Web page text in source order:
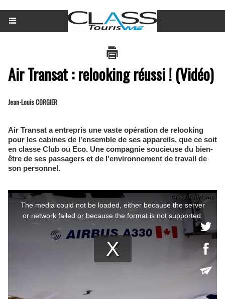
Air Transat : relooking réussi ! (Vidéo)
Jean-Louis CORGIER
Air Transat a entrepris une vaste opération de relooking
pour les cabines de l'ensemble de ses appareils, que ce soit
en classe Club ou Eco. Une compagnie soucieuse du bien-
être de ses passagers et de l'environnement de travail de
son personnel.